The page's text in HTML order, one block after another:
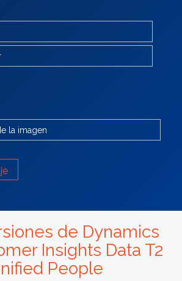
de Dynamics
Insights Data T2
People